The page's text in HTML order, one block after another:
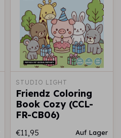
STUDIO LIGHT
Friendz Coloring
Book Cozy (CCL-
FR-CB06)
€11,95 Auf Lager